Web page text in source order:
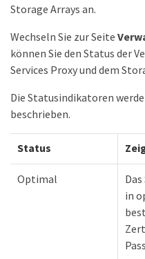
Storage Arrays an.
Wechseln Sie zur Seite
können Sie den Status der
Services Proxy und dem
Die Statusindikatoren
beschrieben.
Status
Optimal
in